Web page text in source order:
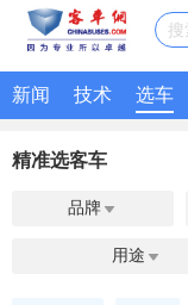
搜
新闻 技术 选车
精准选客车
品牌 
用途 